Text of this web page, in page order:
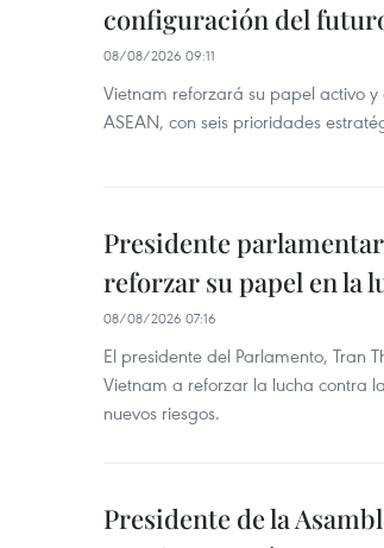
configuración del
08/08/2026 09:11
Vietnam reforzará su papel activo
ASEAN, con seis prioridades
Presidente
reforzar su papel en la
08/08/2026 07:16
El presidente del Parlamento, Tran
Vietnam a reforzar la lucha contra
nuevos riesgos.
Presidente de la